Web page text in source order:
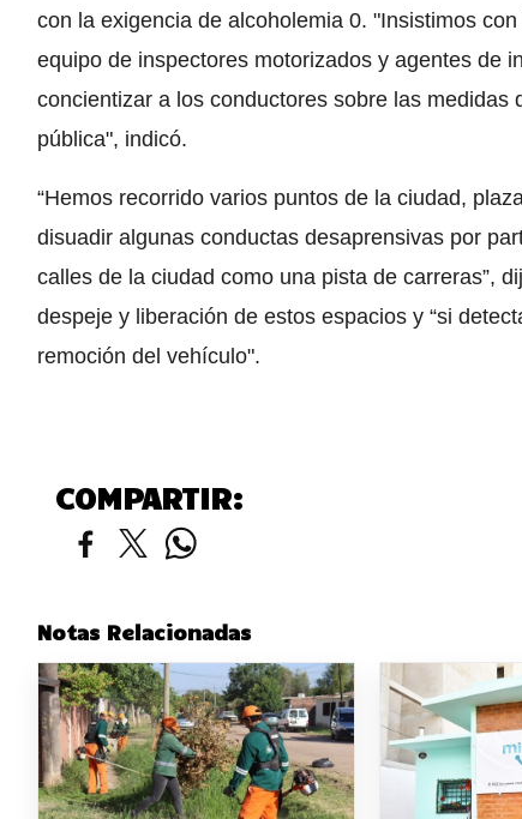
con la exigencia de alcoholemia 0. "Insistimos
equipo de inspectores motorizados y agentes de
concientizar a los conductores sobre las
pública", indicó.
“Hemos recorrido varios puntos de la ciudad,
disuadir algunas conductas desaprensivas por
calles de la ciudad como una pista de carreras”,
despeje y liberación de estos espacios y “si
remoción del vehículo".
COMPARTIR:
Notas Relacionadas